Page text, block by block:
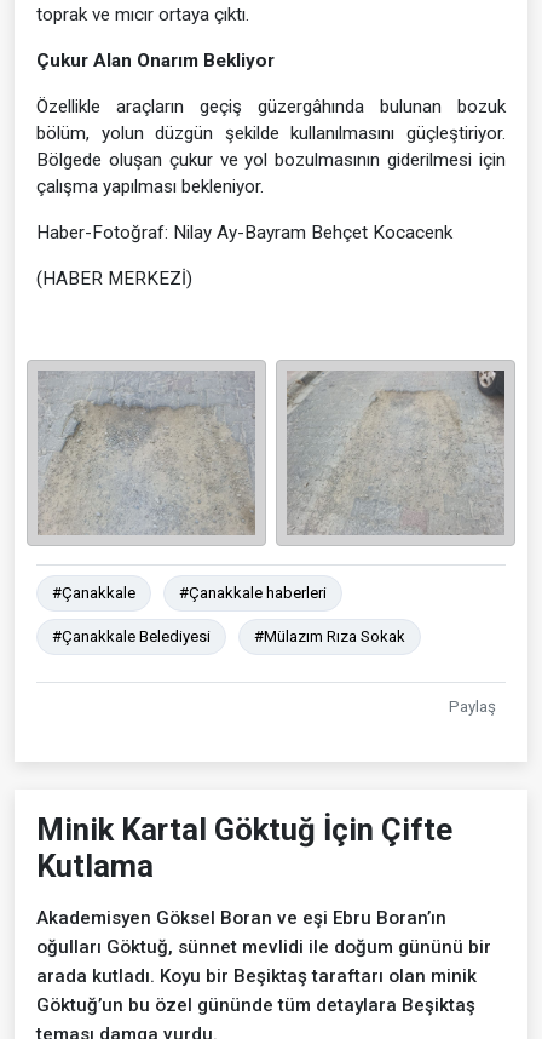
toprak ve mıcır ortaya çıktı.
Çukur Alan Onarım Bekliyor
Özellikle araçların geçiş güzergâhında bulunan bozuk
bölüm, yolun düzgün şekilde kullanılmasını güçleştiriyor.
Bölgede oluşan çukur ve yol bozulmasının giderilmesi için
çalışma yapılması bekleniyor.
Haber-Fotoğraf: Nilay Ay-Bayram Behçet Kocacenk
(HABER MERKEZİ)
#Çanakkale #Çanakkale haberleri
#Çanakkale Belediyesi #Mülazım Rıza Sokak
Paylaş
Minik Kartal Göktuğ İçin Çifte
Kutlama
Akademisyen Göksel Boran ve eşi Ebru Boran’ın
oğulları Göktuğ, sünnet mevlidi ile doğum gününü bir
arada kutladı. Koyu bir Beşiktaş taraftarı olan minik
Göktuğ’un bu özel gününde tüm detaylara Beşiktaş
teması damga vurdu.